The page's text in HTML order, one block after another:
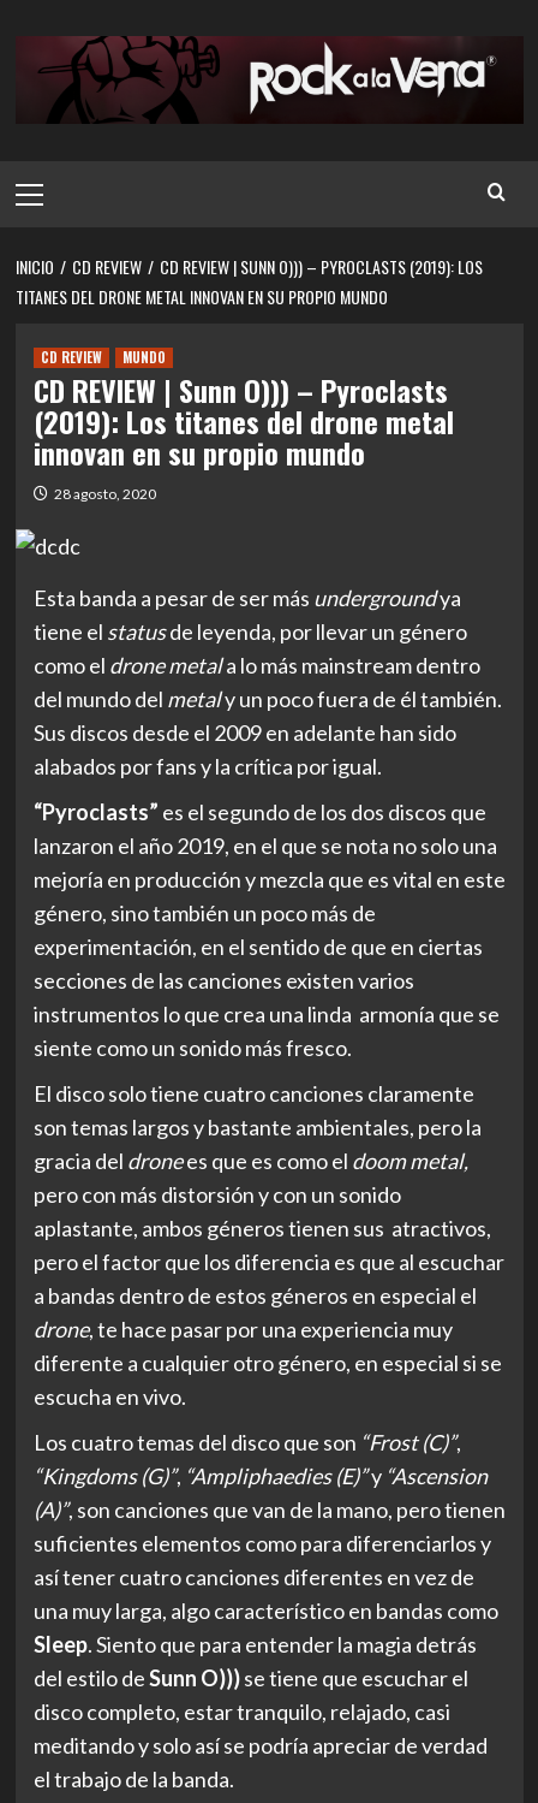
contenido
principal
INICIO CD REVIEW
CD REVIEW | SUNN O))) – PYROCLASTS (2019): LOS
TITANES DEL DRONE METAL INNOVAN EN SU PROPIO MUNDO
CD REVIEW MUNDO
CD REVIEW | Sunn O))) – Pyroclasts
(2019): Los titanes del drone metal
innovan en su propio mundo
28 agosto, 2020
Esta banda a pesar de ser más undergroundya
tiene el statusde leyenda, por llevar un género
como el drone metala lo más mainstream dentro
del mundo del metaly un poco fuera de él también.
Sus discos desde el 2009 en adelante han sido
alabados por fans y la crítica por igual.
“Pyroclasts” es el segundo de los dos discos que
lanzaron el año 2019, en el que se nota no solo una
mejoría en producción y mezcla que es vital en este
género, sino también un poco más de
experimentación, en el sentido de que en ciertas
secciones de las canciones existen varios
instrumentos lo que crea una linda armonía que se
siente como un sonido más fresco.
El disco solo tiene cuatro canciones claramente
son temas largos y bastante ambientales, pero la
gracia del dronees que es como el doom metal,
pero con más distorsión y con un sonido
aplastante, ambos géneros tienen sus atractivos,
pero el factor que los diferencia es que al escuchar
a bandas dentro de estos géneros en especial el
drone, te hace pasar por una experiencia muy
diferente a cualquier otro género, en especial si se
escucha en vivo.
Los cuatro temas del disco que son “Frost (C)”,
“Kingdoms (G)”, “Ampliphaedies (E)”y “Ascension
(A)”, son canciones que van de la mano, pero tienen
suficientes elementos como para diferenciarlos y
así tener cuatro canciones diferentes en vez de
una muy larga, algo característico en bandas como
Sleep. Siento que para entender la magia detrás
del estilo deSunn O)))se tiene que escuchar el
disco completo, estar tranquilo, relajado, casi
meditando y solo así se podría apreciar de verdad
el trabajo de la banda.